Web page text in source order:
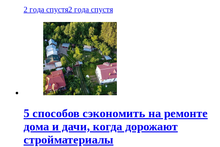
2 года спустя2 года спустя
5 способов сэкономить на ремонте
дома и дачи, когда дорожают
стройматериалы